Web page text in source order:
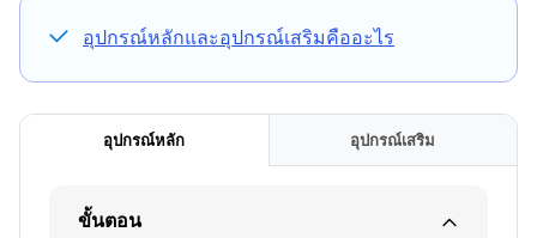
อุปกรณ์หลักและอุปกรณ์เสริมคืออะไร
อุปกรณ์หลัก อุปกรณ์เสริม
ขั้นตอน